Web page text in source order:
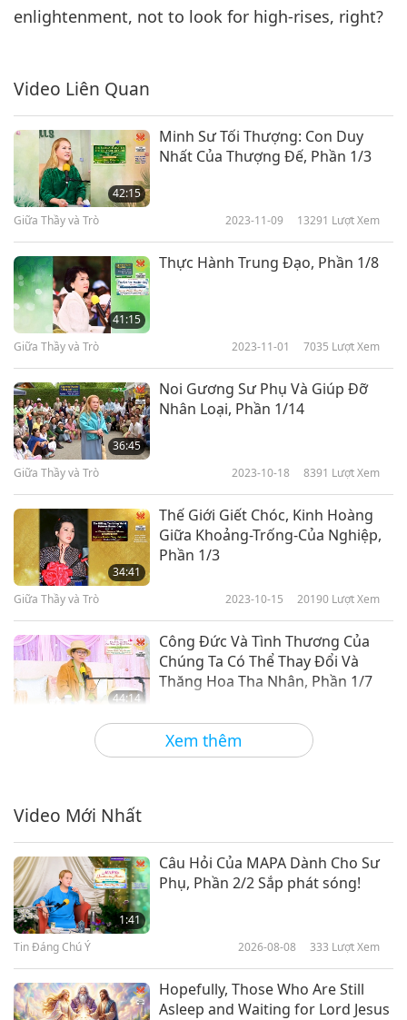
enlightenment, not to look for high-rises, right?
Xem thêm
Video Liên Quan
42:15
Minh Sư Tối Thượng: Con Duy
Nhất Của Thượng Đế, Phần 1/3
Giữa Thầy và Trò 2023-11-09 13291 Lượt Xem
41:15
Thực Hành Trung Đạo, Phần 1/8
Giữa Thầy và Trò 2023-11-01 7035 Lượt Xem
36:45
Noi Gương Sư Phụ Và Giúp Đỡ
Nhân Loại, Phần 1/14
Giữa Thầy và Trò 2023-10-18 8391 Lượt Xem
34:41
Thế Giới Giết Chóc, Kinh Hoàng
Giữa Khoảng-Trống-Của Nghiệp,
Phần 1/3
Giữa Thầy và Trò 2023-10-15 20190 Lượt Xem
44:14
Công Đức Và Tình Thương Của
Chúng Ta Có Thể Thay Đổi Và
Thăng Hoa Tha Nhân, Phần 1/7
2023-10-08 7280
37:02
Dù Làm Việc Gì, Hãy Cố Gắng Hết
Video Mới Nhất
1:41
Câu Hỏi Của MAPA Dành Cho Sư
Phụ, Phần 2/2 Sắp phát sóng!
Tin Đáng Chú Ý 2026-08-08 333 Lượt Xem
Hopefully, Those Who Are Still
Asleep and Waiting for Lord Jesus